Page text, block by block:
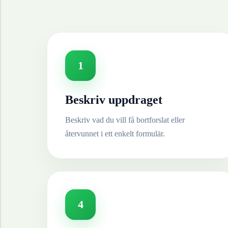
1
Beskriv uppdraget
Beskriv vad du vill få bortforslat eller
återvunnet i ett enkelt formulär.
4